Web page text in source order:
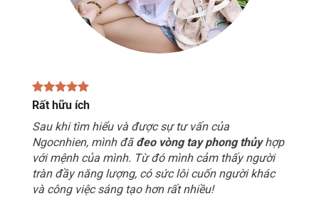
Rất hữu ích
Sau khi tìm hiểu và được sự tư vấn của
Ngocnhien, mình đã đeo vòng tay phong thủyhợp
với mệnh của mình. Từ đó mình cảm thấy người
tràn đầy năng lượng, có sức lôi cuốn người khác
và công việc sáng tạo hơn rất nhiều!